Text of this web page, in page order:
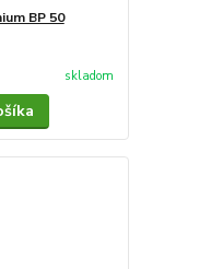
BP 50
skladom